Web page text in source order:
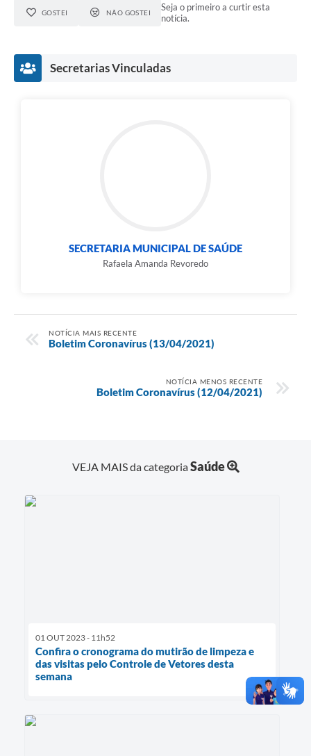
GOSTEI NÃO GOSTEI
Seja o primeiro a curtir esta
notícia.
Secretarias Vinculadas
SECRETARIA MUNICIPAL DE SAÚDE
Rafaela Amanda Revoredo
NOTÍCIA MAIS RECENTE
Boletim Coronavírus (13/04/2021)
NOTÍCIA MENOS RECENTE
Boletim Coronavírus (12/04/2021)
VEJA MAIS da categoriaSaúde
01 OUT 2023 - 11h52
Confira o cronograma do mutirão de limpeza e
das visitas pelo Controle de Vetores desta
semana